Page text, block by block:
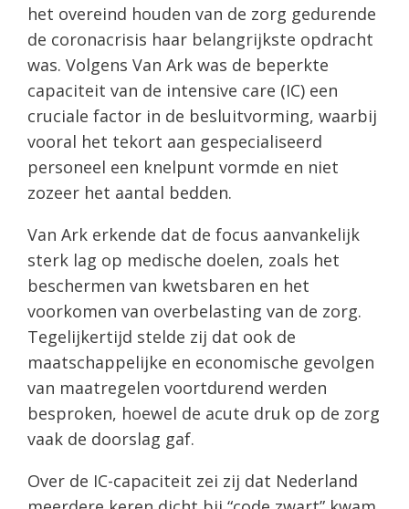
het overeind houden van de zorg gedurende
de coronacrisis haar belangrijkste opdracht
was. Volgens Van Ark was de beperkte
capaciteit van de intensive care (IC) een
cruciale factor in de besluitvorming, waarbij
vooral het tekort aan gespecialiseerd
personeel een knelpunt vormde en niet
zozeer het aantal bedden.
Van Ark erkende dat de focus aanvankelijk
sterk lag op medische doelen, zoals het
beschermen van kwetsbaren en het
voorkomen van overbelasting van de zorg.
Tegelijkertijd stelde zij dat ook de
maatschappelijke en economische gevolgen
van maatregelen voortdurend werden
besproken, hoewel de acute druk op de zorg
vaak de doorslag gaf.
Over de IC-capaciteit zei zij dat Nederland